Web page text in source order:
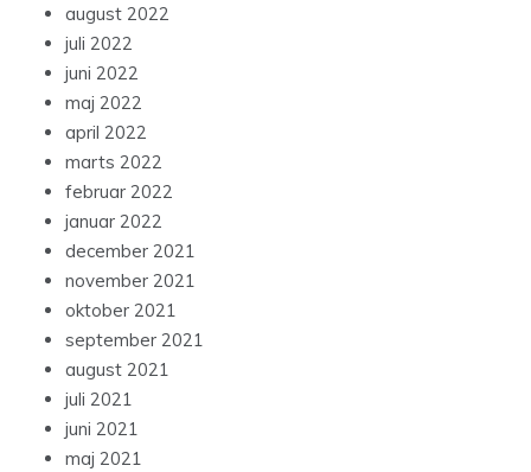
august 2022
juli 2022
juni 2022
maj 2022
april 2022
marts 2022
februar 2022
januar 2022
december 2021
november 2021
oktober 2021
september 2021
august 2021
juli 2021
juni 2021
maj 2021